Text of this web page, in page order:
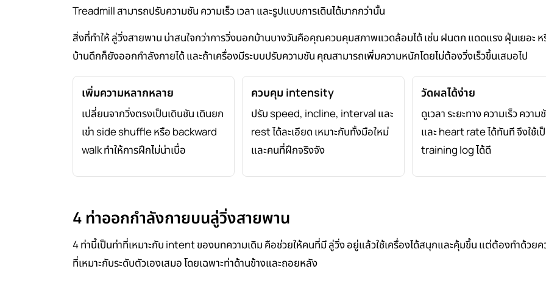
Treadmill สามารถปรับความชัน ความเร็ว เวลา และรูปแบบการเดินได้มากกว่านั้น
สิ่งที่ทำให้ ลู่วิ่งสายพาน น่าสนใจกว่าการวิ่งนอกบ้านบางวันคือคุณควบคุมสภาพแวดล้อมได้ เช่น ฝนตก แดดแรง ฝุ่นเยอะ
บ้านดึกก็ยังออกกำลังกายได้ และถ้าเครื่องมีระบบปรับความชัน คุณสามารถเพิ่มความหนักโดยไม่ต้องวิ่งเร็วขึ้นเสมอไป
เพิ่มความหลากหลาย
เปลี่ยนจากวิ่งตรงเป็นเดินชัน เดินยก
เข่า side shuffle หรือ backward
walk ทำให้การฝึกไม่น่าเบื่อ
ควบคุม intensity
ปรับ speed, incline, interval และ
rest ได้ละเอียด เหมาะกับทั้งมือใหม่
และคนที่ฝึกจริงจัง
วัดผลได้ง่าย
ดูเวลา ระยะทาง ความเร็ว ความ
และ heart rate ได้ทันที จึงใช้เ
training log ได้ดี
4 ท่าออกกำลังกายบนลู่วิ่งสายพาน
4 ท่านี้เป็นท่าที่เหมาะกับ intent ของบทความเดิม คือช่วยให้คนที่มี ลู่วิ่ง อยู่แล้วใช้เครื่องได้สนุกและคุ้มขึ้น แต่ต้องทำด้วยค
ที่เหมาะกับระดับตัวเองเสมอ โดยเฉพาะท่าด้านข้างและถอยหลัง